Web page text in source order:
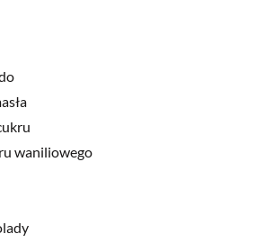
waniliowego